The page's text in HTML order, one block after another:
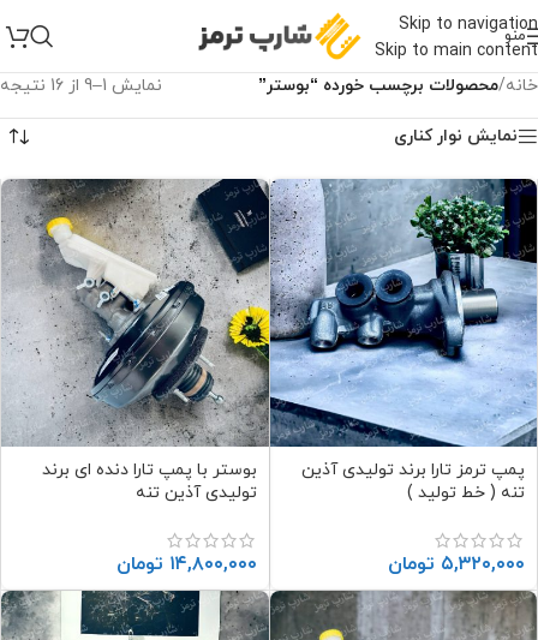
Skip to navigation
Skip to main content
منو
خانه/محصولات برچسب خورده “بوستر” نمایش 1–9 از 16 نتیجه
نمایش نوار کناری
پمپ ترمز تارا برند تولیدی آذین
تنه ( خط تولید )
۵,۳۲۰,۰۰۰ تومان
بوستر با پمپ تارا دنده ای برند
تولیدی آذین تنه
۱۴,۸۰۰,۰۰۰ تومان